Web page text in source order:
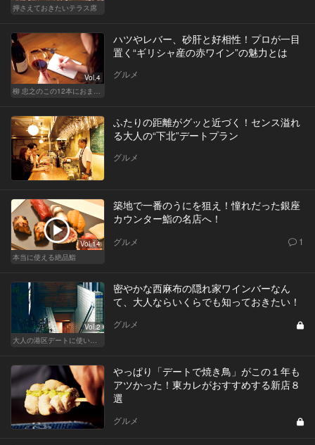
押さえておきたいテラス席
Vol.4
ハツやレバー、砂肝と好相性！プロが一目
置く“ギリシャ産の赤ワイン”の魅力とは
グルメ
ふたりの距離がグッと近づく！センス溢れ
る大人の“下北”デートプラン
グルメ
Vol.14
本当に使える絶品鮨
築地で一番のうにを狙え！憧れだった銀座
カウンター鮨の名店へ！
グルメ 1
Vol.2
密やかな西麻布の隠れ家ワインバーなん
て、大人ならいくらでも知っておきたい！
グルメ
やっぱり「デートで焼き鳥」がこの１年も
アツかった！東カレがおすすめする新店８
選
グルメ